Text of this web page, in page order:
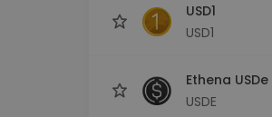
USD1
USD1
Ethena USDe
USDE